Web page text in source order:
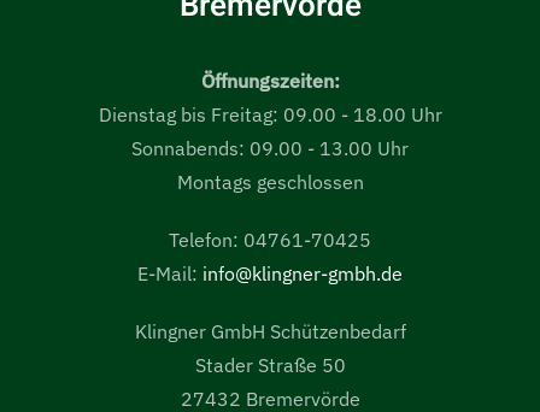
Öffnungszeiten:
Dienstag bis Freitag: 09.00 - 18.00 Uhr
Sonnabends: 09.00 - 13.00 Uhr
Montags geschlossen
Telefon: 04761-70425
E-Mail: info@klingner-gmbh.de
Klingner GmbH Schützenbedarf
Stader Straße 50
27432 Bremervörde